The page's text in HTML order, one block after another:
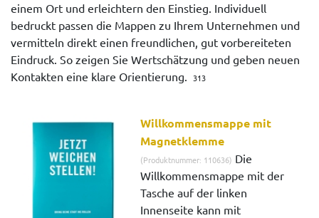
einem Ort und erleichtern den Einstieg. Individuell
bedruckt passen die Mappen zu Ihrem Unternehmen und
vermitteln direkt einen freundlichen, gut vorbereiteten
Eindruck. So zeigen Sie Wertschätzung und geben neuen
Kontakten eine klare Orientierung.
313
Willkommensmappe mit
Magnetklemme
(Produktnummer: 110636) Die
Willkommensmappe mit der
Tasche auf der linken
Innenseite kann mit